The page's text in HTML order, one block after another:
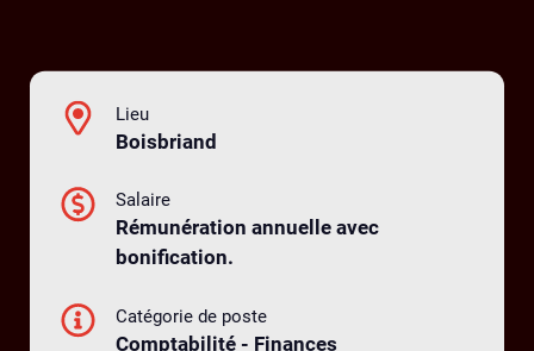
Lieu
Boisbriand
Salaire
Rémunération annuelle avec
bonification.
Catégorie de poste
Comptabilité - Finances